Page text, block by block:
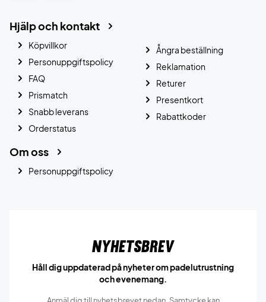
Hjälp och kontakt
Köpvillkor
Personuppgiftspolicy
FAQ
Prismatch
Snabb leverans
Orderstatus
Ångra beställning
Reklamation
Returer
Presentkort
Rabattkoder
Om oss
Personuppgiftspolicy
Nyhetsbrev
Håll dig uppdaterad på nyheter om padelutrustning
och evenemang.